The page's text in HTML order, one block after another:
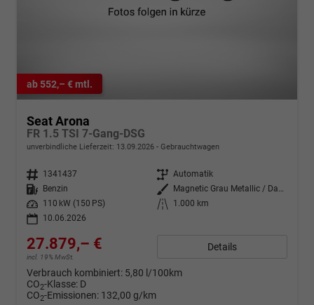
ab 552,– € mtl.
Seat Arona
FR 1.5 TSI 7-Gang-DSG
unverbindliche Lieferzeit: 13.09.2026 Gebrauchtwagen
Fahrzeugnr. 1341437 Getriebe Automatik
Kraftstoff
Benzin Außenfarbe
Magnetic Grau Metallic / Dach in Midnight Schwarz Metallic
Leistung
110 kW (150 PS) Kilometerstand
1.000 km
10.06.2026
27.879,– €
incl. 19% MwSt.
Details
Verbrauch kombiniert: 5,80 l/100km
CO2-Klasse: D
CO2-Emissionen: 132,00 g/km